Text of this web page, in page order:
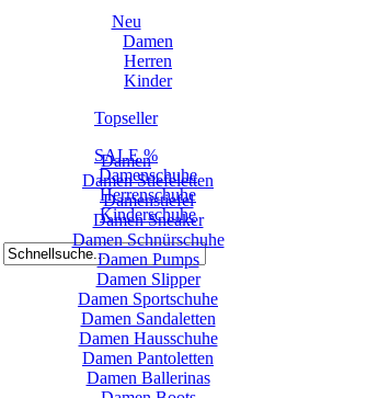
Neu
Damen
Herren
Kinder
Topseller
SALE %
Damenschuhe
Herrenschuhe
Kinderschuhe
Damen
Damen Stiefeletten
Damenstiefel
Damen Sneaker
Damen Schnürschuhe
Damen Pumps
Damen Slipper
Damen Sportschuhe
Damen Sandaletten
Damen Hausschuhe
Damen Pantoletten
Damen Ballerinas